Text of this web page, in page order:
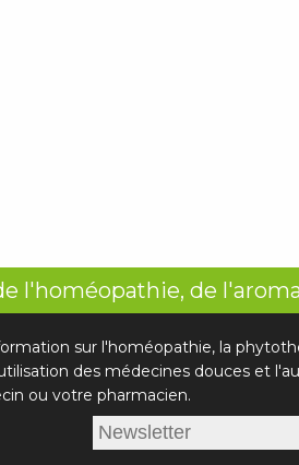
l'homéopathie, de
sur l'homéopathie, la
des médecines douces et
ou votre pharmacien.